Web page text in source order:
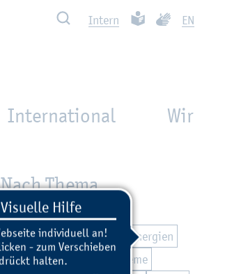
Such­ben In­tern Leich­te Spra­che
EN
International Wir
Nach Thema
Nach­hal­tig­keit
Di­gi­ta­li­sie­rung Zu­kunfts­en­er­gi­en
Mo­bi­li­tät Ma­ri­ti­me Sys­te­me